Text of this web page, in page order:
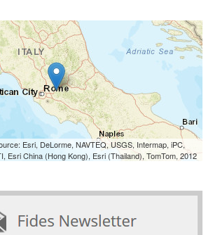
Esri, DeLorme, NAVTEQ, USGS, Intermap, iPC,
Esri China (Hong Kong), Esri (Thailand), TomTom, 2012